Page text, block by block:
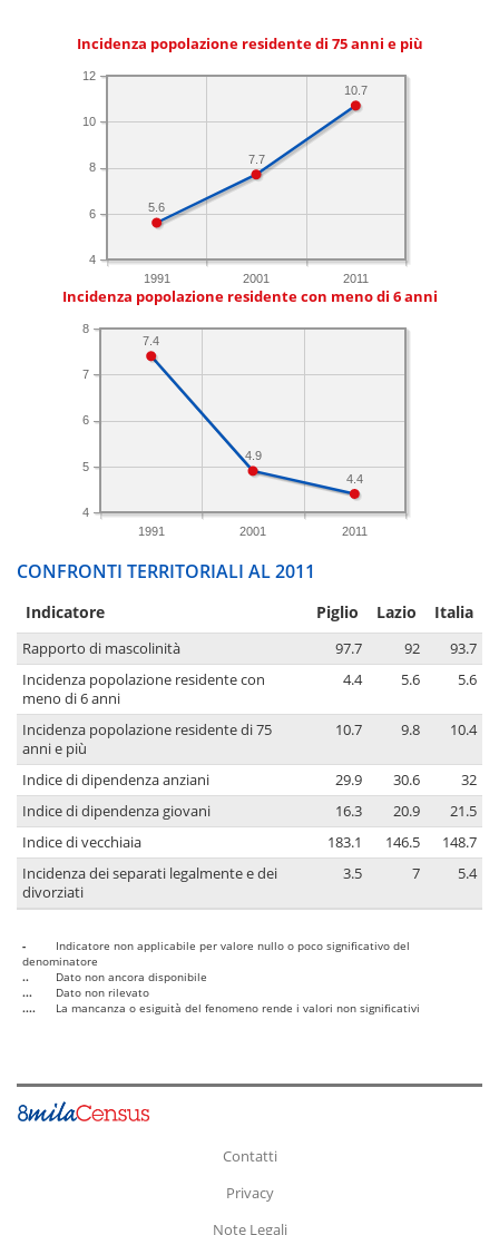
Incidenza popolazione residente di 75 anni e più
1991 2001 2011
4
6
8
10
12
10.7
7.7
5.6
Incidenza popolazione residente con meno di 6 anni
1991 2001 2011
4
5
6
7
8
4.4
4.9
7.4
CONFRONTI TERRITORIALI AL 2011
Indicatore Piglio Lazio Italia
Rapporto di mascolinità 97.7 92
93.7
Incidenza popolazione residente con
meno di 6 anni
4.4 5.6 5.6
Incidenza popolazione residente di 75
anni e più
10.7 9.8 10.4
Indice di dipendenza anziani 29.9 30.6
32
Indice di dipendenza giovani
16.3 20.9
21.5
Indice di vecchiaia
183.1 146.5
148.7
Incidenza dei separati legalmente e dei
divorziati
3.5 7 5.4
-
Indicatore non applicabile per valore nullo o poco significativo del
denominatore
..
Dato non ancora disponibile
...
Dato non rilevato
....
La mancanza o esiguità del fenomeno rende i valori non significativi
Contatti
Privacy
Note Legali